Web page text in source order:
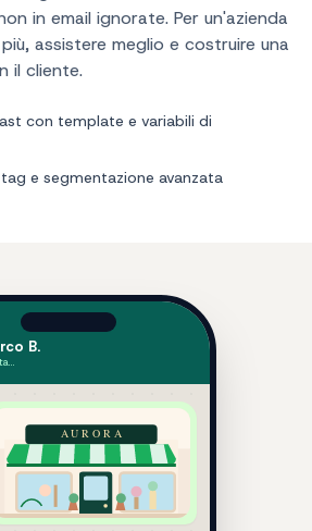
in email ignorate. Per un'azienda
assistere meglio e costruire una
il cliente.
con template e variabili di
e segmentazione avanzata
B.
AURORA